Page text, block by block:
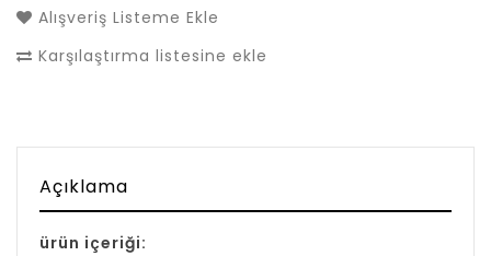
Alışveriş Listeme Ekle
Karşılaştırma listesine ekle
Açıklama
ürün içeriği: